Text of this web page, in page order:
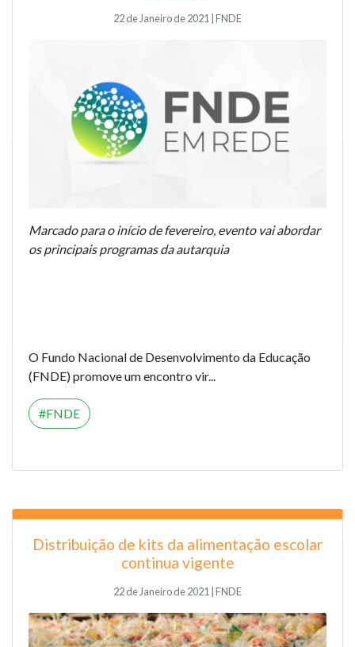
22 de Janeiro de 2021 | FNDE
Marcado para o início de fevereiro, evento vai abordar
os principais programas da autarquia
O Fundo Nacional de Desenvolvimento da Educação
(FNDE) promove um encontro vir...
FNDE
Distribuição de kits da alimentação escolar
continua vigente
22 de Janeiro de 2021 | FNDE